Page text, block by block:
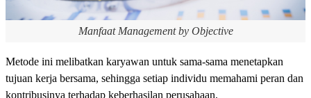
Manfaat Management by Objective
Metode ini melibatkan karyawan untuk sama-sama menetapkan
tujuan kerja bersama, sehingga setiap individu memahami peran dan
kontribusinya terhadap keberhasilan perusahaan.